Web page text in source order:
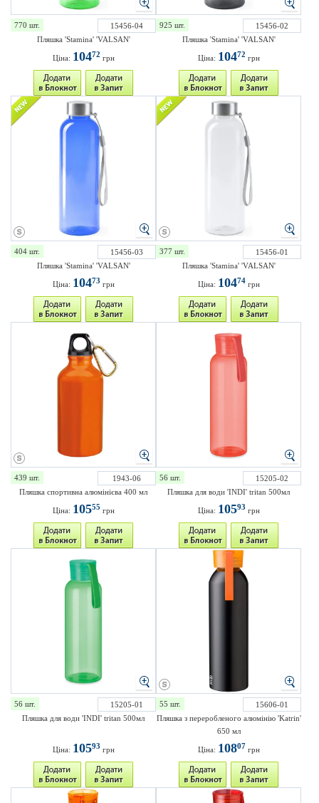
770 шт.
15456-04
Пляшка 'Stamina' 'VALSAN'
Ціна: 10472 грн
925 шт.
15456-02
Пляшка 'Stamina' 'VALSAN'
Ціна: 10472 грн
404 шт.
15456-03
Пляшка 'Stamina' 'VALSAN'
Ціна: 10473 грн
377 шт.
15456-01
Пляшка 'Stamina' 'VALSAN'
Ціна: 10474грн
439 шт.
1943-06
Пляшка спортивна алюмінієва 400 мл
Ціна: 10555 грн
56 шт.
15205-02
Пляшка для води 'INDI' tritan 500мл
Ціна: 10593 грн
56 шт.
15205-01
Пляшка для води 'INDI' tritan 500мл
Ціна: 10593 грн
55 шт.
15606-01
Пляшка з переробленого алюмінію 'Katrin'
650 мл
Ціна: 10807 грн